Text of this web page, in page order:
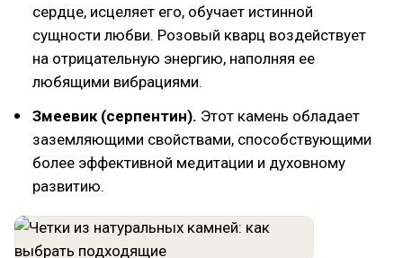
сердце, исцеляет его, обучает истинной
сущности любви. Розовый кварц воздействует
на отрицательную энергию, наполняя ее
любящими вибрациями.
Змеевик (серпентин). Этот камень обладает
заземляющими свойствами, способствующими
более эффективной медитации и духовному
развитию.